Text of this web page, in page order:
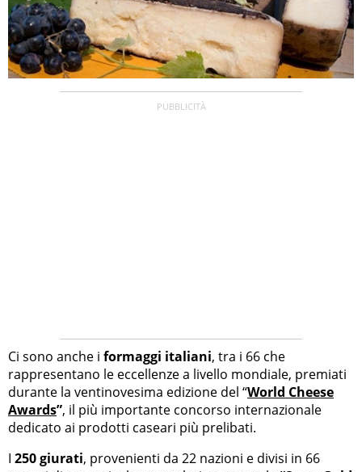
Ci sono anche i formaggi italiani, tra i 66 che
rappresentano le eccellenze a livello mondiale, premiati
durante la ventinovesima edizione del “World Cheese
Awards”, il più importante concorso internazionale
dedicato ai prodotti caseari più prelibati.
I 250 giurati, provenienti da 22 nazioni e divisi in 66